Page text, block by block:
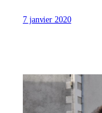
7 janvier 2020